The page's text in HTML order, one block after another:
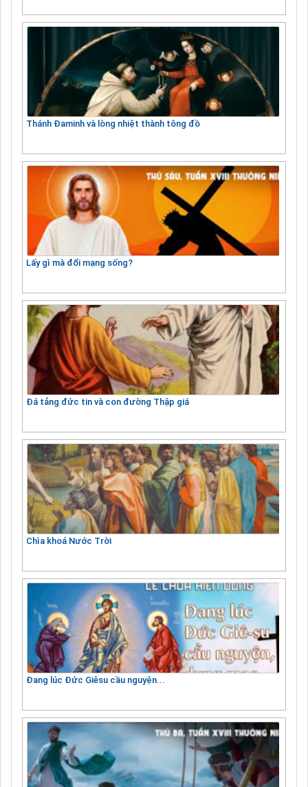
Thánh Đaminh và lòng nhiệt thành tông đồ
Lấy gì mà đổi mạng sống?
Đá tảng đức tin và con đường Thập giá
Chìa khoá Nước Trời
Đang lúc Đức Giêsu cầu nguyện...